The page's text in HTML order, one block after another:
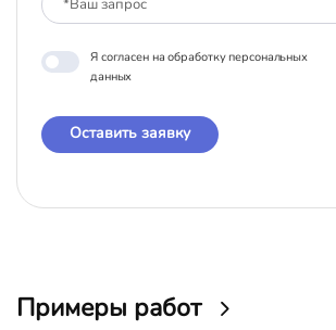
Я согласен на обработку персональных
данных
Оставить заявку
Примеры работ